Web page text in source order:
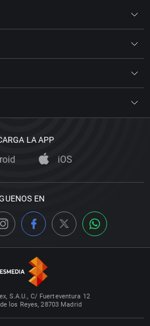
LA APP
iOS
EN
S.A.U., C/ Fuerteventura 12
los Reyes, 28703 Madrid